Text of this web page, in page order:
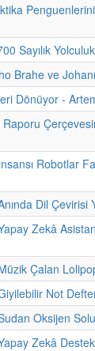
Sayılık Yolculuk
Brahe ve
Dönüyor -
Raporu
Robotlar
Dil Çevirisi
Zekâ
Çalan
Not
Oksijen
Zekâ